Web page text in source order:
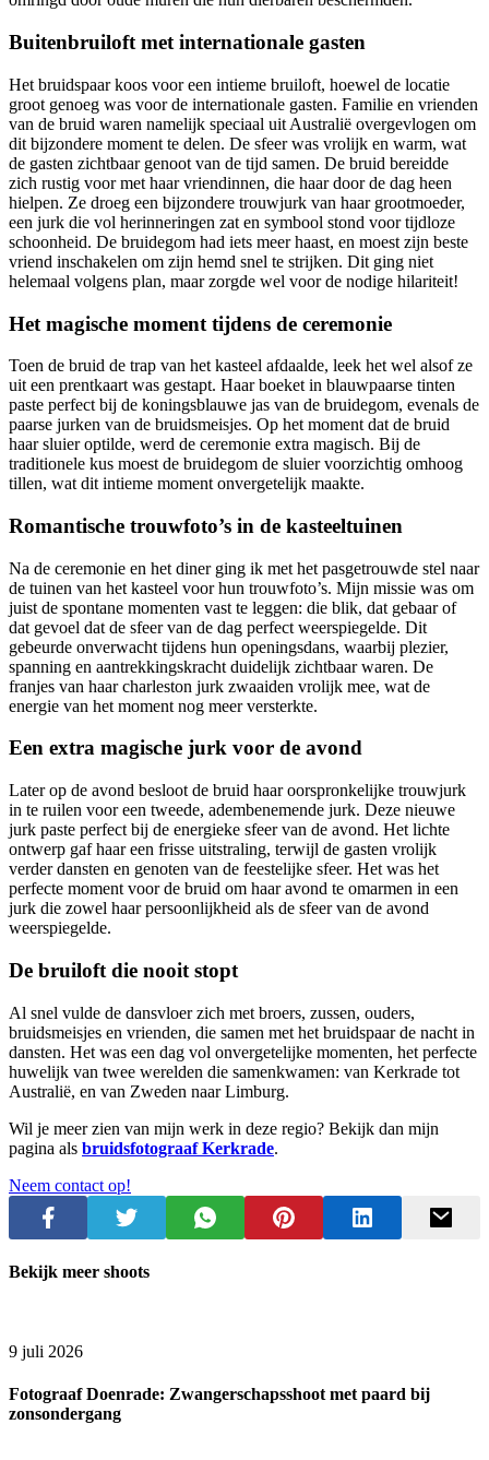
Buitenbruiloft met internationale gasten
Het bruidspaar koos voor een intieme bruiloft, hoewel de locatie
groot genoeg was voor de internationale gasten. Familie en vrienden
van de bruid waren namelijk speciaal uit Australië overgevlogen om
dit bijzondere moment te delen. De sfeer was vrolijk en warm, wat
de gasten zichtbaar genoot van de tijd samen. De bruid bereidde
zich rustig voor met haar vriendinnen, die haar door de dag heen
hielpen. Ze droeg een bijzondere trouwjurk van haar grootmoeder,
een jurk die vol herinneringen zat en symbool stond voor tijdloze
schoonheid. De bruidegom had iets meer haast, en moest zijn beste
vriend inschakelen om zijn hemd snel te strijken. Dit ging niet
helemaal volgens plan, maar zorgde wel voor de nodige hilariteit!
Het magische moment tijdens de ceremonie
Toen de bruid de trap van het kasteel afdaalde, leek het wel alsof ze
uit een prentkaart was gestapt. Haar boeket in blauwpaarse tinten
paste perfect bij de koningsblauwe jas van de bruidegom, evenals de
paarse jurken van de bruidsmeisjes. Op het moment dat de bruid
haar sluier optilde, werd de ceremonie extra magisch. Bij de
traditionele kus moest de bruidegom de sluier voorzichtig omhoog
tillen, wat dit intieme moment onvergetelijk maakte.
Romantische trouwfoto’s in de kasteeltuinen
Na de ceremonie en het diner ging ik met het pasgetrouwde stel naar
de tuinen van het kasteel voor hun trouwfoto’s. Mijn missie was om
juist de spontane momenten vast te leggen: die blik, dat gebaar of
dat gevoel dat de sfeer van de dag perfect weerspiegelde. Dit
gebeurde onverwacht tijdens hun openingsdans, waarbij plezier,
spanning en aantrekkingskracht duidelijk zichtbaar waren. De
franjes van haar charleston jurk zwaaiden vrolijk mee, wat de
energie van het moment nog meer versterkte.
Een extra magische jurk voor de avond
Later op de avond besloot de bruid haar oorspronkelijke trouwjurk
in te ruilen voor een tweede, adembenemende jurk. Deze nieuwe
jurk paste perfect bij de energieke sfeer van de avond. Het lichte
ontwerp gaf haar een frisse uitstraling, terwijl de gasten vrolijk
verder dansten en genoten van de feestelijke sfeer. Het was het
perfecte moment voor de bruid om haar avond te omarmen in een
jurk die zowel haar persoonlijkheid als de sfeer van de avond
weerspiegelde.
De bruiloft die nooit stopt
Al snel vulde de dansvloer zich met broers, zussen, ouders,
bruidsmeisjes en vrienden, die samen met het bruidspaar de nacht in
dansten. Het was een dag vol onvergetelijke momenten, het perfecte
huwelijk van twee werelden die samenkwamen: van Kerkrade tot
Australië, en van Zweden naar Limburg.
Wil je meer zien van mijn werk in deze regio? Bekijk dan mijn
pagina als bruidsfotograaf Kerkrade.
Neem contact op!
Bekijk meer shoots
9 juli 2026
Fotograaf Doenrade: Zwangerschapsshoot met paard bij
zonsondergang